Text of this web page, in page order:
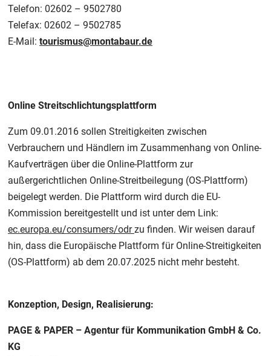
Telefon: 02602 – 9502780
Telefax: 02602 – 9502785
E-Mail: tourismus@montabaur.de
Online Streitschlichtungsplattform
Zum 09.01.2016 sollen Streitigkeiten zwischen
Verbrauchern und Händlern im Zusammenhang von Online-
Kaufverträgen über die Online-Plattform zur
außergerichtlichen Online-Streitbeilegung (OS-Plattform)
beigelegt werden. Die Plattform wird durch die EU-
Kommission bereitgestellt und ist unter dem Link:
ec.europa.eu/consumers/odrzu finden. Wir weisen darauf
hin, dass die Europäische Plattform für Online-Streitigkeiten
(OS-Plattform) ab dem 20.07.2025 nicht mehr besteht.
Konzeption, Design, Realisierung:
PAGE & PAPER – Agentur für Kommunikation GmbH & Co.
KG